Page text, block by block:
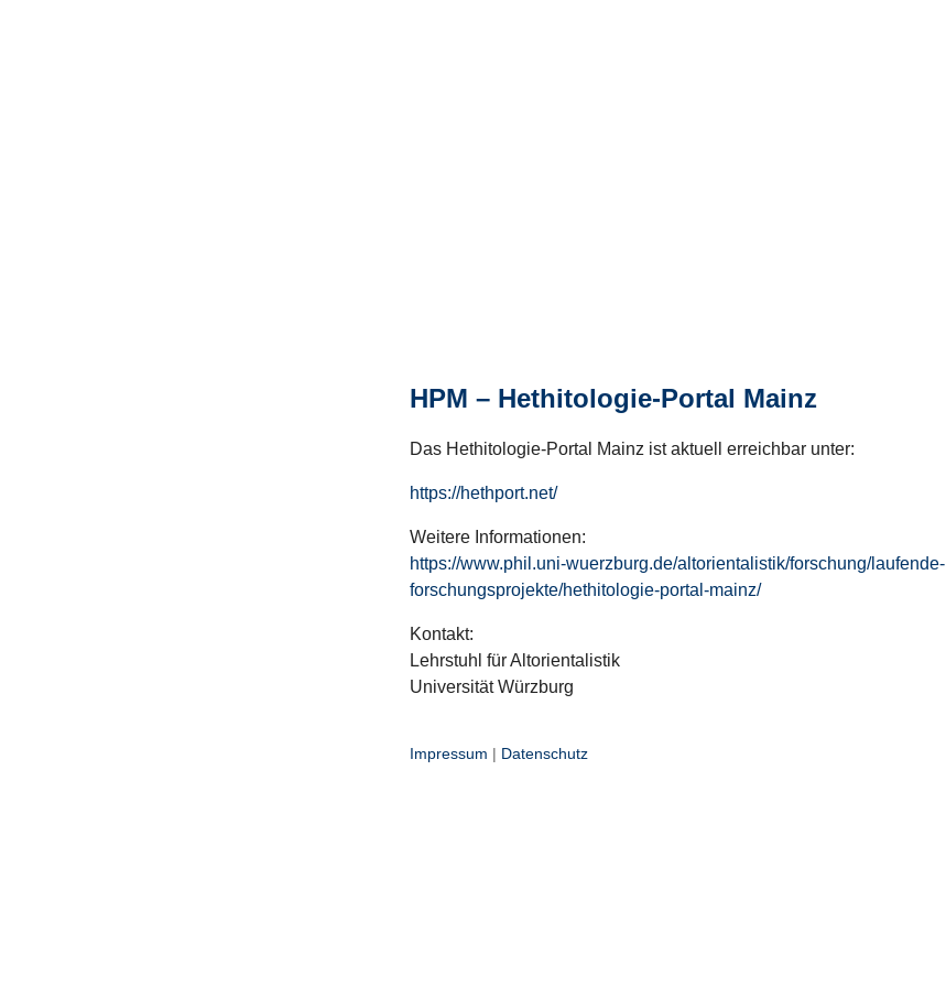
HPM – Hethitologie-Portal Mainz
Das Hethitologie-Portal Mainz ist aktuell erreichbar unter:
https://hethport.net/
Weitere Informationen:
https://www.phil.uni-wuerzburg.de/altorientalistik/forschung/laufende-
forschungsprojekte/hethitologie-portal-mainz/
Kontakt:
Lehrstuhl für Altorientalistik
Universität Würzburg
Impressum | Datenschutz